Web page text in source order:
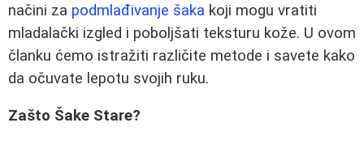
načini za podmlađivanje šaka koji mogu vratiti
mladalački izgled i poboljšati teksturu kože. U ovom
članku ćemo istražiti različite metode i savete kako
da očuvate lepotu svojih ruku.
Zašto Šake Stare?